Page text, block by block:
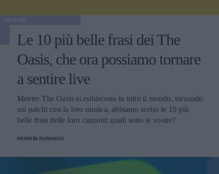
Le 10 più belle frasi dei The
Oasis, che ora possiamo tornare
a sentire live
Mentre The Oasis si esibiscono in tutto il mondo, tornando
sui palchi con la loro musica, abbiamo scelto le 10 più
belle frasi delle loro canzoni: quali sono le vostre?
PERDITA DURANGO